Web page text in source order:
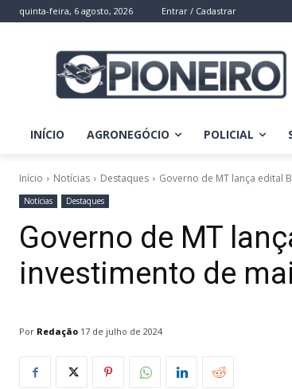
quinta-feira, 6 agosto, 2026 Entrar / Cadastrar
INÍCIO AGRONEGÓCIO POLICIAL
Início Notícias Destaques Governo de MT lança edital
Notícias Destaques
Governo de MT
investimento de
Por Redação 17 de julho de 2024